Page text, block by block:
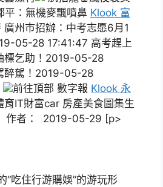
平：無機麥飄噴鼻 Klook 富
州市招辦：中考志愿6月1
05-28 17:41:47 高考趕上
標乞助！2019-05-28
醉駕！2019-05-28
前往頂部 數字報 Klook 永
IT財富car 房產美食圖集生
作者： 2019-05-29 [p>
吃住行游購娛”的游玩形